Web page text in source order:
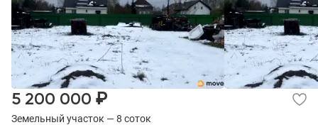
Земельный участок — 8 соток
5 200 000 ₽